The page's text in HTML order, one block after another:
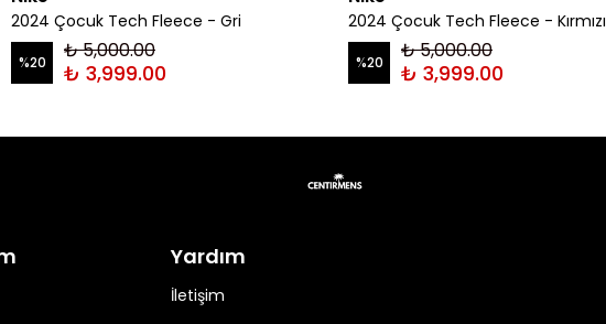
2024 Çocuk Tech Fleece - Gri
%20 ₺ 5,000.00
₺ 3,999.00
2024 Çocuk Tech Fleece - Kırmızı
%20 ₺ 5,000.00
₺ 3,999.00
Yardım
İletişim